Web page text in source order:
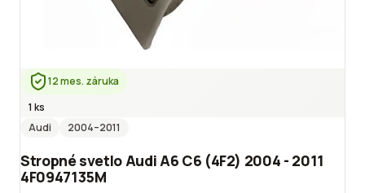
12 mes. záruka
1 ks
Audi
2004–2011
Stropné svetlo Audi A6 C6 (4F2) 2004 - 2011
4F0947135M